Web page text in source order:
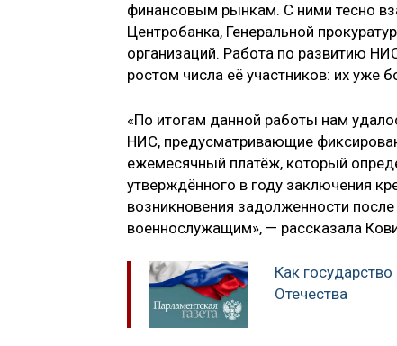
финансовым рынкам. С ними тесно
Центробанка, Генеральной
организаций. Работа по развитию
ростом числа её участников: их уже
«По итогам данной работы нам
НИС, предусматривающие
ежемесячный платёж, который
утверждённого в году заключения
возникновения задолженности
военнослужащим», — рассказала
Как
Отечества